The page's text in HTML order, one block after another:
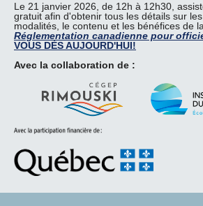
Le 21 janvier 2026, de 12h à 12h30,
gratuit afin d'obtenir tous les détails sur
modalités, le contenu et les bénéfices de
Réglementation canadienne pour
VOUS DÈS AUJOURD'HUI!
Avec la collaboration de :